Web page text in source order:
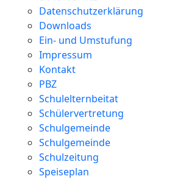
Datenschutzerklärung
Downloads
Ein- und Umstufung
Impressum
Kontakt
PBZ
Schulelternbeitat
Schülervertretung
Schulgemeinde
Schulgemeinde
Schulzeitung
Speiseplan